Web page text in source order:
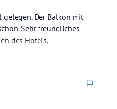
gelegen. Der Balkon mit
Sehr freundliches
des Hotels.